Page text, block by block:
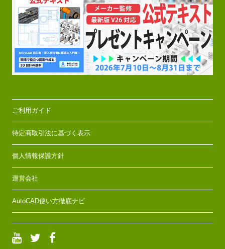
ご利用ガイド
特定商取引法に基づく表示
個人情報保護方針
運営会社
AutoCAD使い方徹底ナビ